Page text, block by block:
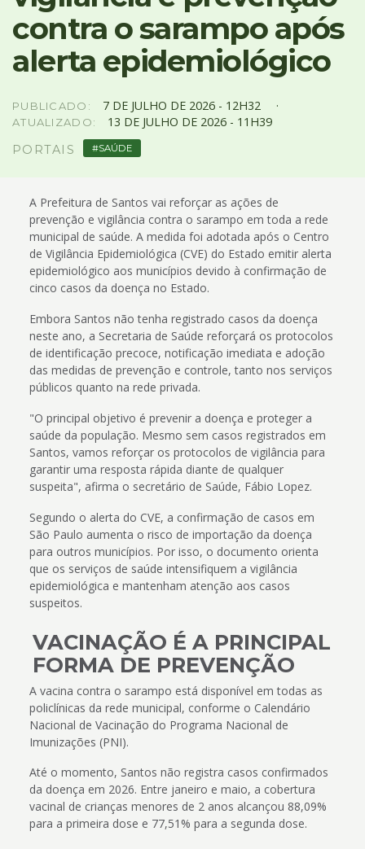
Acessibilidade
contra o sarampo após
alerta epidemiológico
PUBLICADO: 7 DE JULHO DE 2026 - 12H32
ATUALIZADO: 13 DE JULHO DE 2026 - 11H39
PORTAIS SAÚDE
A Prefeitura de Santos vai reforçar as ações de
prevenção e vigilância contra o sarampo em toda a rede
municipal de saúde. A medida foi adotada após o Centro
de Vigilância Epidemiológica (CVE) do Estado emitir alerta
epidemiológico aos municípios devido à confirmação de
cinco casos da doença no Estado.
Embora Santos não tenha registrado casos da doença
neste ano, a Secretaria de Saúde reforçará os protocolos
de identificação precoce, notificação imediata e adoção
das medidas de prevenção e controle, tanto nos serviços
públicos quanto na rede privada.
"O principal objetivo é prevenir a doença e proteger a
saúde da população. Mesmo sem casos registrados em
Santos, vamos reforçar os protocolos de vigilância para
garantir uma resposta rápida diante de qualquer
suspeita", afirma o secretário de Saúde, Fábio Lopez.
Segundo o alerta do CVE, a confirmação de casos em
São Paulo aumenta o risco de importação da doença
para outros municípios. Por isso, o documento orienta
que os serviços de saúde intensifiquem a vigilância
epidemiológica e mantenham atenção aos casos
suspeitos.
VACINAÇÃO É A PRINCIPAL
FORMA DE PREVENÇÃO
A vacina contra o sarampo está disponível em todas as
policlínicas da rede municipal, conforme o Calendário
Nacional de Vacinação do Programa Nacional de
Imunizações (PNI).
Até o momento, Santos não registra casos confirmados
da doença em 2026. Entre janeiro e maio, a cobertura
vacinal de crianças menores de 2 anos alcançou 88,09%
para a primeira dose e 77,51% para a segunda dose.